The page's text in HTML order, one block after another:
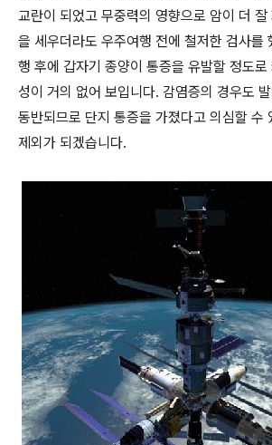
교란이 되었고 무중력의 영향으로 암이 더 잘
을 세우더라도 우주여행 전에 철저한 검사를
행 후에 갑자기 종양이 통증을 유발할 정도
성이 거의 없어 보입니다. 감염증의 경우도
동반되므로 단지 통증을 가졌다고 의심할 수
제외가 되겠습니다.